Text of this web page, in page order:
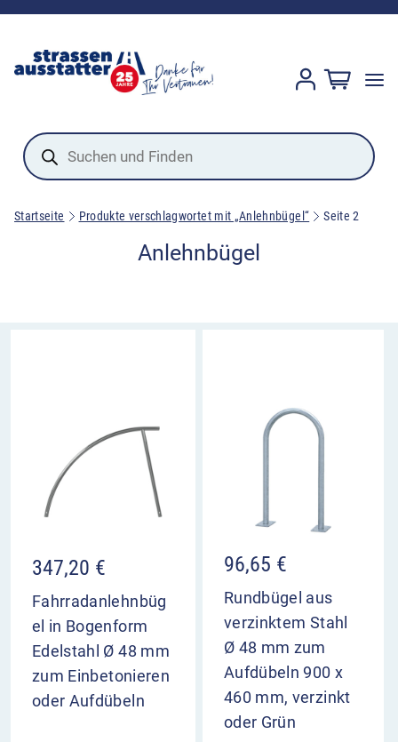
Products
search
Startseite Produkte verschlagwortet mit „Anlehnbügel“ Seite 2
Anlehnbügel
347,20 €
Fahrradanlehnbüg
el in Bogenform
Edelstahl Ø 48 mm
zum Einbetonieren
oder Aufdübeln
96,65 €
Rundbügel aus
verzinktem Stahl
Ø 48 mm zum
Aufdübeln 900 x
460 mm, verzinkt
oder Grün